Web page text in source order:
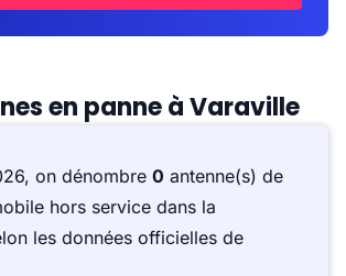
en panne à Varaville
on dénombre 0 antenne(s) de
hors service dans la
les données officielles de